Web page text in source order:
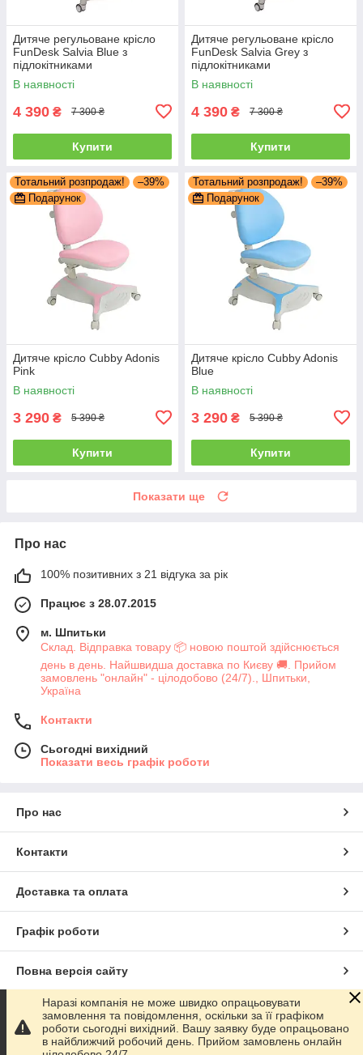
Дитяче регульоване крісло
FunDesk Salvia Blue з
підлокітниками
В наявності
4 390 ₴ 7 300 ₴
Купити
Дитяче регульоване крісло
FunDesk Salvia Grey з
підлокітниками
В наявності
4 390 ₴ 7 300 ₴
Купити
Тотальний розпродаж!
–39%
Подарунок
Дитяче крісло Cubby Adonis
Pink
В наявності
3 290 ₴ 5 390 ₴
Купити
Тотальний розпродаж!
–39%
Подарунок
Дитяче крісло Cubby Adonis
Blue
В наявності
3 290 ₴ 5 390 ₴
Купити
Показати ще
Про нас
100% позитивних з 21 відгука за рік
Працює з 28.07.2015
м. Шпитьки
Склад. Відправка товару 📦 новою поштой здійснюється
день в день. Найшвидша доставка по Києву 🚚. Прийом
замовлень "онлайн" - цілодобово (24/7)., Шпитьки,
Україна
Контакти
Сьогодні вихідний
Показати весь графік роботи
Про нас
Контакти
Доставка та оплата
Графік роботи
Повна версія сайту
Сайт створено на маркетплейсіProm.ua
Політика конфіденційності
Наразі компанія не може швидко опрацьовувати
замовлення та повідомлення, оскільки за її графіком
роботи сьогодні вихідний. Вашу заявку буде опрацьовано
в найближчий робочий день. Прийом замовлень онлайн